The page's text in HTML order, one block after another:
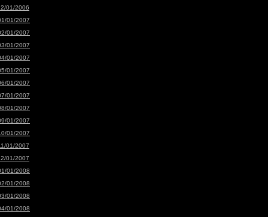
01/2006
01/2007
01/2007
01/2007
01/2007
01/2007
01/2007
01/2007
01/2007
01/2007
01/2007
01/2007
01/2007
01/2008
01/2008
01/2008
01/2008